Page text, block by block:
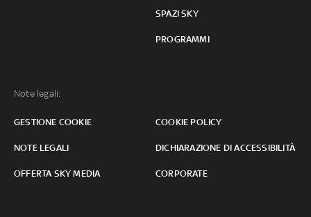
SPAZI SKY
PROGRAMMI
Note legali:
GESTIONE COOKIE COOKIE POLICY
NOTE LEGALI DICHIARAZIONE DI ACCESSIBILITÀ
OFFERTA SKY MEDIA CORPORATE